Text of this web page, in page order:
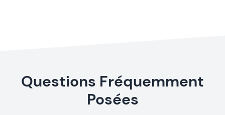
Questions Fréquemment
Posées